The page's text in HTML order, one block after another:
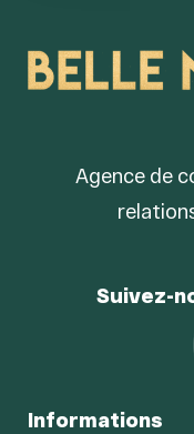
Agence de
Suivez-
Informations